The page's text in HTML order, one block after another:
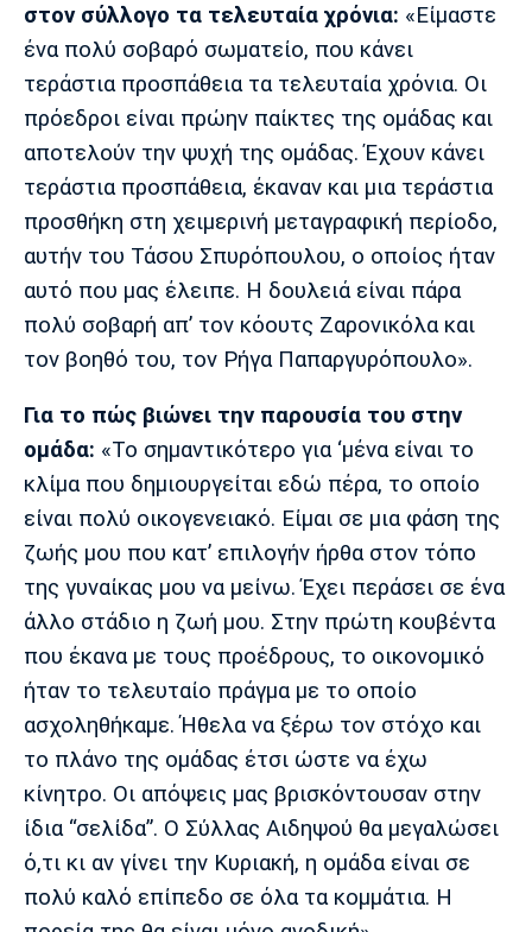
στον σύλλογο τα τελευταία χρόνια: «Είμαστε
ένα πολύ σοβαρό σωματείο, που κάνει
τεράστια προσπάθεια τα τελευταία χρόνια. Οι
πρόεδροι είναι πρώην παίκτες της ομάδας και
αποτελούν την ψυχή της ομάδας. Έχουν κάνει
τεράστια προσπάθεια, έκαναν και μια τεράστια
προσθήκη στη χειμερινή μεταγραφική περίοδο,
αυτήν του Τάσου Σπυρόπουλου, ο οποίος ήταν
αυτό που μας έλειπε. Η δουλειά είναι πάρα
πολύ σοβαρή απ’ τον κόουτς Ζαρονικόλα και
τον βοηθό του, τον Ρήγα Παπαργυρόπουλο».
Για το πώς βιώνει την παρουσία του στην
ομάδα: «Το σημαντικότερο για ‘μένα είναι το
κλίμα που δημιουργείται εδώ πέρα, το οποίο
είναι πολύ οικογενειακό. Είμαι σε μια φάση της
ζωής μου που κατ’ επιλογήν ήρθα στον τόπο
της γυναίκας μου να μείνω. Έχει περάσει σε ένα
άλλο στάδιο η ζωή μου. Στην πρώτη κουβέντα
που έκανα με τους προέδρους, το οικονομικό
ήταν το τελευταίο πράγμα με το οποίο
ασχοληθήκαμε. Ήθελα να ξέρω τον στόχο και
το πλάνο της ομάδας έτσι ώστε να έχω
κίνητρο. Οι απόψεις μας βρισκόντουσαν στην
ίδια “σελίδα”. Ο Σύλλας Αιδηψού θα μεγαλώσει
ό,τι κι αν γίνει την Κυριακή, η ομάδα είναι σε
πολύ καλό επίπεδο σε όλα τα κομμάτια. Η